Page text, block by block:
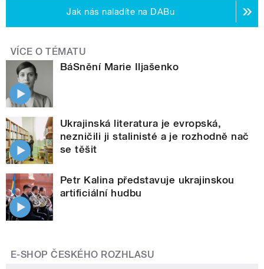
Jak nás naladíte na DABu
VÍCE O TÉMATU
BáSnění Marie Iljašenko
Ukrajinská literatura je evropská,
nezničili ji stalinisté a je rozhodně nač
se těšit
Petr Kalina představuje ukrajinskou
artificiální hudbu
E-SHOP ČESKÉHO ROZHLASU